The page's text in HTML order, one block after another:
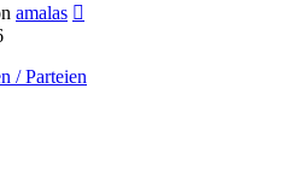
amalas
/ Parteien